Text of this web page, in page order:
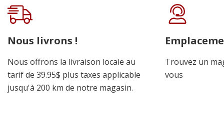
Onglet
personnalisé
Nous livrons !
Nous offrons la livraison locale au
tarif de 39.95$ plus taxes applicable
jusqu'à 200 km de notre magasin.
Trouvez un
vous